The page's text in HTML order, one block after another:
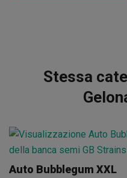
Stessa
Auto Bubblegum XXL